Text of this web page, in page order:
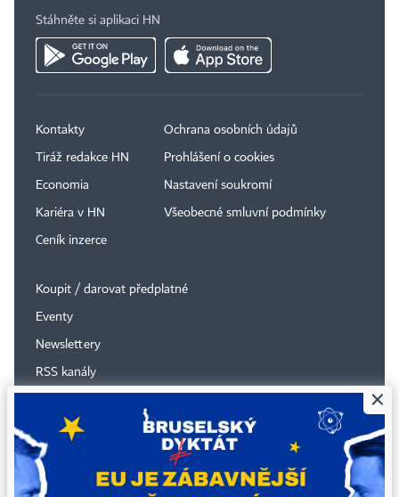
Stáhněte si aplikaci HN
Kontakty
Tiráž redakce HN
Economia
Kariéra v HN
Ceník inzerce
Ochrana osobních údajů
Prohlášení o cookies
Nastavení soukromí
Všeobecné smluvní podmínky
Koupit / darovat předplatné
Eventy
Newslettery
RSS kanály
Autorská práva vykonává vydavatel. Bez písemného svolení
vydavatele je zakázáno jakékoli užití částí nebo celku díla, zejména
rozmnožování a šíření jakýmkoli způsobem, mechanickým nebo
elektronickým, v českém nebo jiném jazyce. Bez souhlasu vydavatele
×